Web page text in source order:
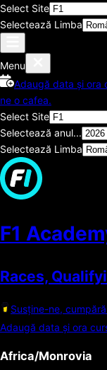
Select Site
Selectează Limba
Menu
Adaugă data și ora
ne o cafea.
Select Site
Selectează anul...
Selectează Limba
F1
Races,
Susține-ne,
Adaugă data și ora
Africa/Monrovia